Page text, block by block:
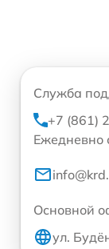
Служба
+7 (861)
Ежедневно
Основной
ул.